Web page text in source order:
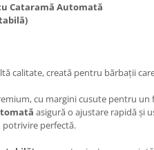
Cataramă Automată
calitate, creată pentru bărbații
cu margini cusute pentru un
asigură o ajustare rapidă și
potrivire perfectă.